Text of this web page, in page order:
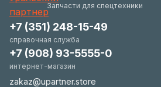
Запчасти для спецтехники
+7 (351) 248-15-49
справочная служба
+7 (908) 93-5555-0
интернет-магазин
zakaz@upartner.store